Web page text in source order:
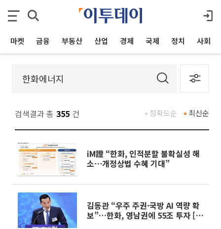
마켓 금융 부동산 산업 경제 국제 정치 사회
검색결과 총 355 건 최신순
정확도순
iM證 “한화, 인적분할 불확실성 해
소⋯개정상법 수혜 기대”
김동관 “우주 주권·국방 AI 역량 확
보”…한화, 영남권에 55조 투자 [종